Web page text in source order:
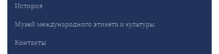
История
Музей международного этикета и культуры
Контакты